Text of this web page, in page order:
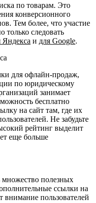
по товарам. Это
конверсионного
Тем более, что участие
только следовать
Яндекса и для Google.
для офлайн-продаж,
по юридическому
занимает
бесплатно
на сайт там, где их
Не забудьте
рейтинг выделит
еще больше
множество полезных
ссылки на
внимание пользователей